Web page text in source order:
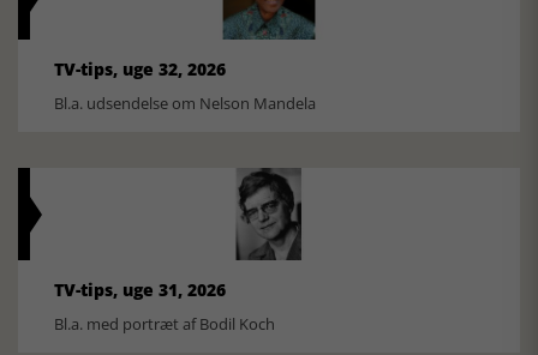
TV-tips, uge 32, 2026
Bl.a. udsendelse om Nelson Mandela
TV-tips, uge 31, 2026
Bl.a. med portræt af Bodil Koch